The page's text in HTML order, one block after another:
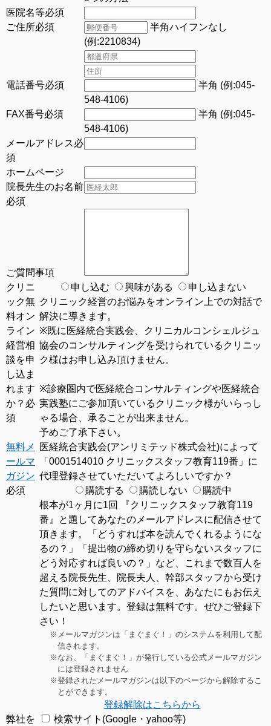
医院名等必須
ご住所必須
半角ハイフンなし
(例:2210834)
電話番号必須
半角 (例:045-
548-4106)
FAX番号必須
半角 (例:045-
548-4106)
メールアドレス必
須
ホームページ
院長先生のお名前
必須
ご質問事項
クリニ
ック無
料オン
ライン
経営相
談を申
し込ま
れます
か？ 必
須
申し込む 興味がある
申し込まない
クリニック経営のお悩みをオンライン上での対話で
解決に導きます。
※既に医経統合実践会、クリニカルコンシェルジュ
協会のコンサルティングを受けられているクリニッ
ク様はお申し込み頂けません。
※診療圏内で医経統合コンサルティングや医経統合
実践塾にご参加頂いているクリニック様がいらっし
ゃる場合、承ることが出来ません。
予めご了承下さい。
無料メ
ールマ
ガジン
必須
医経統合実践会(アンリミテッド株式会社)によって
「0001514010 クリニックスタッフ教育119番」に
代理登録させていただいてよろしいですか？
購読する
購読しない
購読中
根本が1ヶ月に1回 『クリニックスタッフ教育119
番』と題してあなたのメールアドレスに配信させて
頂きます。「どうすれば本を読んでくれるようにな
るの？」「提出物の締め切りを守らないスタッフに
どう対応すれば良いの？」など、これまで数百人を
超える院長先生、院長夫人、幹部スタッフから受け
た質問に対してのアドバイスを、あなたにもお伝え
したいと思います。登録は無料です。ぜひご登録下
さい！
メールマガジンは「まぐまぐ！」のシステムを利用して配
信されます。
なお、「まぐまぐ！」が発行している公式メールマガジン
には登録されません
登録されたメールマガジンは以下のページから解除するこ
とができます。
登録解除はこちらから
弊社を
検索サイト(Google・yahoo等)